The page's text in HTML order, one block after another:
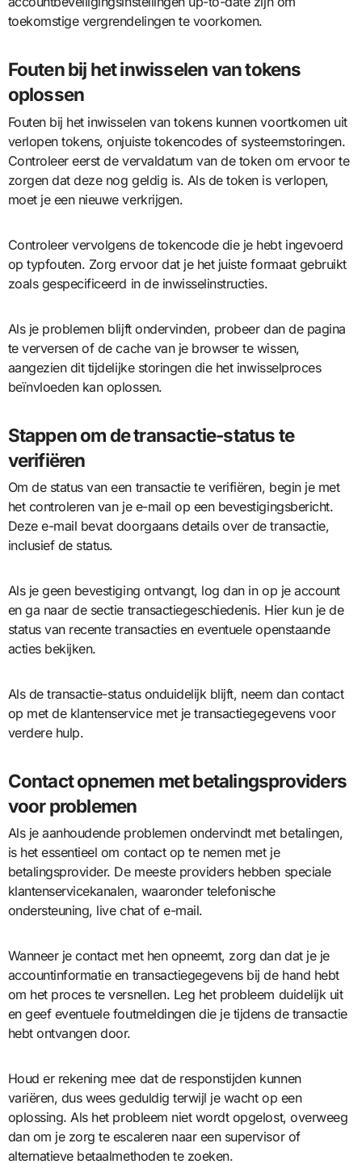
toekomstige vergrendelingen te voorkomen.
Fouten bij het inwisselen van tokens
oplossen
Fouten bij het inwisselen van tokens kunnen voortkomen uit
verlopen tokens, onjuiste tokencodes of systeemstoringen.
Controleer eerst de vervaldatum van de token om ervoor te
zorgen dat deze nog geldig is. Als de token is verlopen,
moet je een nieuwe verkrijgen.
Controleer vervolgens de tokencode die je hebt ingevoerd
op typfouten. Zorg ervoor dat je het juiste formaat gebruikt
zoals gespecificeerd in de inwisselinstructies.
Als je problemen blijft ondervinden, probeer dan de pagina
te verversen of de cache van je browser te wissen,
aangezien dit tijdelijke storingen die het inwisselproces
beïnvloeden kan oplossen.
Stappen om de transactie-status te
verifiëren
Om de status van een transactie te verifiëren, begin je met
het controleren van je e-mail op een bevestigingsbericht.
Deze e-mail bevat doorgaans details over de transactie,
inclusief de status.
Als je geen bevestiging ontvangt, log dan in op je account
en ga naar de sectie transactiegeschiedenis. Hier kun je de
status van recente transacties en eventuele openstaande
acties bekijken.
Als de transactie-status onduidelijk blijft, neem dan contact
op met de klantenservice met je transactiegegevens voor
verdere hulp.
Contact opnemen met betalingsproviders
voor problemen
Als je aanhoudende problemen ondervindt met betalingen,
is het essentieel om contact op te nemen met je
betalingsprovider. De meeste providers hebben speciale
klantenservicekanalen, waaronder telefonische
ondersteuning, live chat of e-mail.
Wanneer je contact met hen opneemt, zorg dan dat je je
accountinformatie en transactiegegevens bij de hand hebt
om het proces te versnellen. Leg het probleem duidelijk uit
en geef eventuele foutmeldingen die je tijdens de transactie
hebt ontvangen door.
Houd er rekening mee dat de responstijden kunnen
variëren, dus wees geduldig terwijl je wacht op een
oplossing. Als het probleem niet wordt opgelost, overweeg
dan om je zorg te escaleren naar een supervisor of
alternatieve betaalmethoden te zoeken.